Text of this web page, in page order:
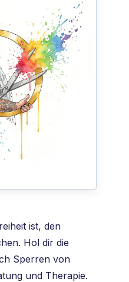
ist, den
Hol dir die
Sperren von
und Therapie.